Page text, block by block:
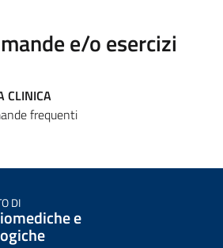
e/o esercizi
CLINICA
frequenti
DI
e